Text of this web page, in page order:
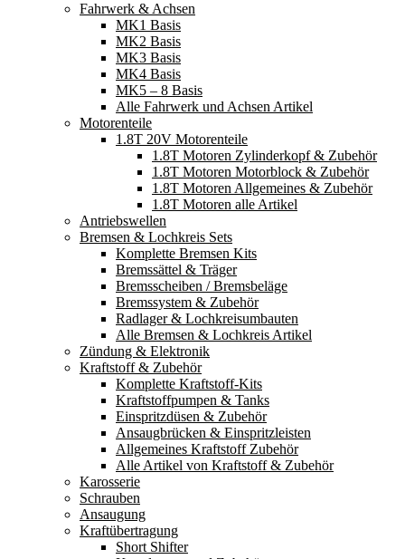
Fahrwerk & Achsen
MK1 Basis
MK2 Basis
MK3 Basis
MK4 Basis
MK5 – 8 Basis
Alle Fahrwerk und Achsen Artikel
Motorenteile
1.8T 20V Motorenteile
1.8T Motoren Zylinderkopf & Zubehör
1.8T Motoren Motorblock & Zubehör
1.8T Motoren Allgemeines & Zubehör
1.8T Motoren alle Artikel
Antriebswellen
Bremsen & Lochkreis Sets
Komplette Bremsen Kits
Bremssättel & Träger
Bremsscheiben / Bremsbeläge
Bremssystem & Zubehör
Radlager & Lochkreisumbauten
Alle Bremsen & Lochkreis Artikel
Zündung & Elektronik
Kraftstoff & Zubehör
Komplette Kraftstoff-Kits
Kraftstoffpumpen & Tanks
Einspritzdüsen & Zubehör
Ansaugbrücken & Einspritzleisten
Allgemeines Kraftstoff Zubehör
Alle Artikel von Kraftstoff & Zubehör
Karosserie
Schrauben
Ansaugung
Kraftübertragung
Short Shifter